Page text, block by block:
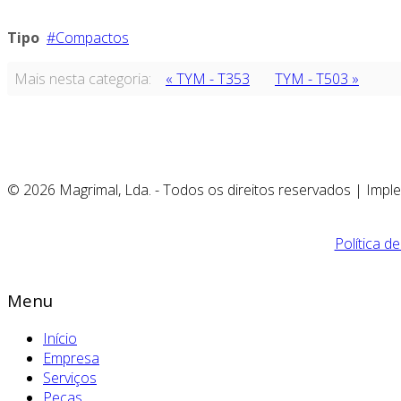
Tipo Compactos
Mais nesta categoria: « TYM - T353 TYM - T503 »
© 2026 Magrimal, Lda. - Todos os direitos reservados |
Política
Menu
Início
Empresa
Serviços